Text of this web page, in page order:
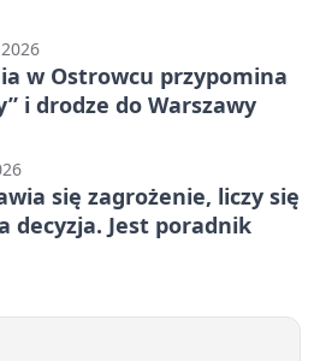
w Ostrowcu przypomina
i drodze do Warszawy
się zagrożenie, liczy się
decyzja. Jest poradnik